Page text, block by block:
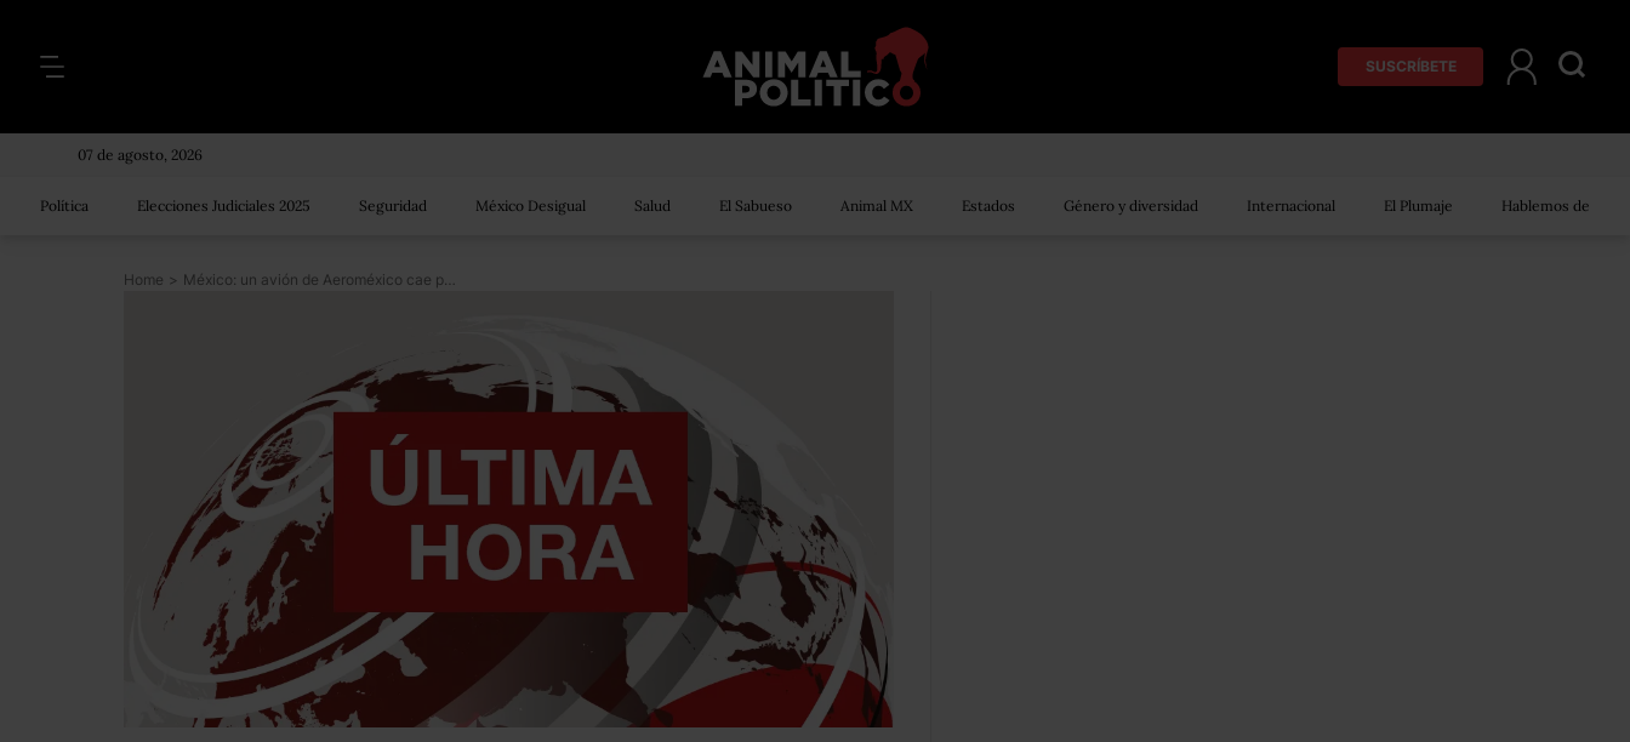
SUSCRÍBETE
07 de agosto, 2026
Política Elecciones Judiciales 2025 Seguridad México Desigual Salud El Sabueso Animal MX Estados Género y diversidad Internacional El Plumaje Hablemos de
Home > México: un avión de Aeroméxico cae poco después de despegar en Durango